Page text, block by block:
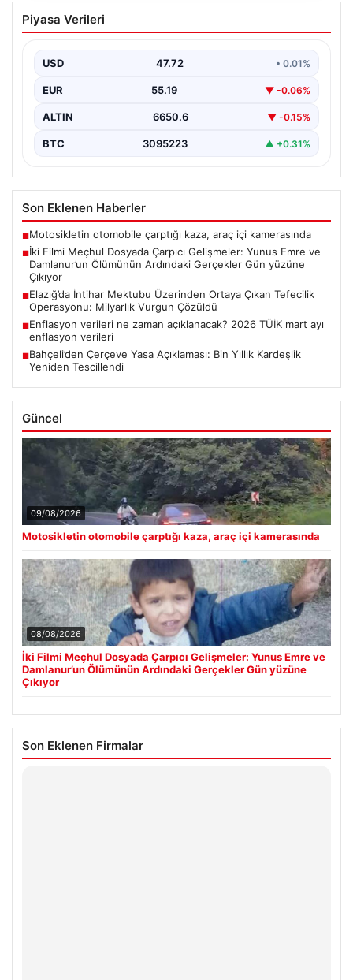
İki Filmi Meçhul Dosyada Çarpıcı
Gelişmeler: Yunus Emre ve Damlanur’un
yüzüne Çıkıyor
Adalet Bakanlığı bünyesinde faaliyet gösteren faili
meçhul suçları araştırma departmanı, uzun süredir
çözülemeyen iki…
Piyasa Verileri
USD 47.72 • 0.01%
EUR 55.19 ▼ -0.06%
ALTIN 6650.6 ▼ -0.15%
BTC 3095223 ▲ +0.31%
Son Eklenen Haberler
■Motosikletin otomobile çarptığı kaza, araç içi kamerasında
■İki Filmi Meçhul Dosyada Çarpıcı Gelişmeler: Yunus Emre ve
Damlanur’un Ölümünün Ardındaki Gerçekler Gün yüzüne
Çıkıyor
■Elazığ’da İntihar Mektubu Üzerinden Ortaya Çıkan Tefecilik
Operasyonu: Milyarlık Vurgun Çözüldü
■Enflasyon verileri ne zaman açıklanacak? 2026 TÜİK mart ayı
enflasyon verileri
■Bahçeli’den Çerçeve Yasa Açıklaması: Bin Yıllık Kardeşlik
Yeniden Tescillendi
Güncel
09/08/2026
Motosikletin otomobile çarptığı kaza, araç içi kamerasında
08/08/2026
İki Filmi Meçhul Dosyada Çarpıcı Gelişmeler: Yunus Emre ve
Damlanur’un Ölümünün Ardındaki Gerçekler Gün yüzüne
Çıkıyor
Son Eklenen Firmalar